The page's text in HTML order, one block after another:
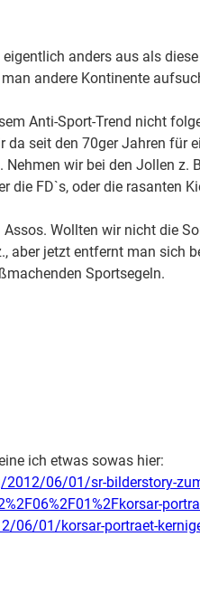
anders aus als
andere Kontinente
Anti-Sport-Trend nicht
da seit den 70ger Jahren für
wir bei den Jollen z.
die FD`s, oder die rasanten
Wollten wir nicht die
aber jetzt entfernt man sich
Sportsegeln.
ich etwas sowas hier:
06/01/sr-bilderstory-
06/01/korsar-portraet-